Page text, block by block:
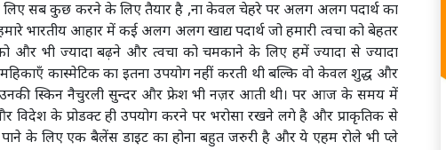
सब कुछ करने के लिए तैयार है ,ना केवल चेहरे पर अलग अलग पदार्थ का
भारतीय आहार में कई अलग अलग खाद्य पदार्थ जो हमारी त्वचा को बेहतर
को और भी ज्यादा बढ़ने और त्वचा को चमकाने के लिए हमें ज्यादा से ज्यादा
कास्मेटिक का इतना उपयोग नहीं करती थी बल्कि वो केवल शुद्ध और
स्किन नैचुरली सुन्दर और फ्रेश भी नज़र आती थी। पर आज के समय में
विदेश के प्रोडक्ट ही उपयोग करने पर भरोसा रखने लगे है और प्राकृतिक से
पाने के लिए एक बैलेंस डाइट का होना बहुत जरुरी है और ये एहम रोले भी प्ले